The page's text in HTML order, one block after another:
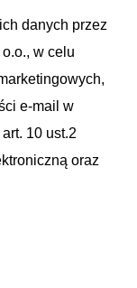
danych przez
w celu
e-mail w
10 ust.2
oraz